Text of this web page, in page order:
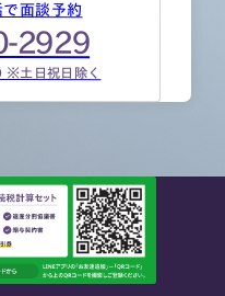
面談予約
2929
土日祝日除く